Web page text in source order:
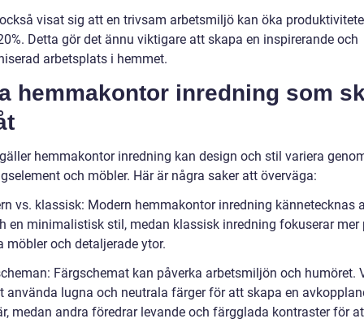
visat sig att en trivsam arbetsmiljö kan öka
Detta gör det ännu viktigare att skapa en inspirerande och
arbetsplats i hemmet.
hemmakontor inredning som
hemmakontor inredning kan design och stil variera
och möbler. Här är några saker att överväga:
vs. klassisk: Modern hemmakontor inredning kännetecknas
en minimalistisk stil, medan klassisk inredning fokuserar mer
möbler och detaljerade ytor.
Färgschemat kan påverka arbetsmiljön och humöret.
använda lugna och neutrala färger för att skapa en
medan andra föredrar levande och färgglada kontraster för